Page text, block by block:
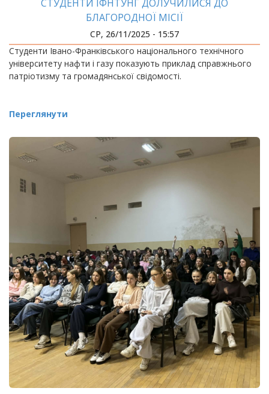
СТУДЕНТИ ІФНТУНГ ДОЛУЧИЛИСЯ ДО
БЛАГОРОДНОЇ МІСІЇ
СР, 26/11/2025 - 15:57
Студенти Івано-Франківського національного технічного
університету нафти і газу показують приклад справжнього
патріотизму та громадянської свідомості.
Переглянути